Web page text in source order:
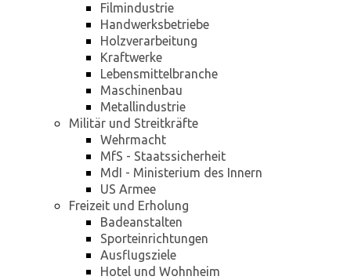
Filmindustrie
Handwerksbetriebe
Holzverarbeitung
Kraftwerke
Lebensmittelbranche
Maschinenbau
Metallindustrie
Militär und Streitkräfte
Wehrmacht
MfS - Staatssicherheit
MdI - Ministerium des Innern
US Armee
Freizeit und Erholung
Badeanstalten
Sporteinrichtungen
Ausflugsziele
Hotel und Wohnheim